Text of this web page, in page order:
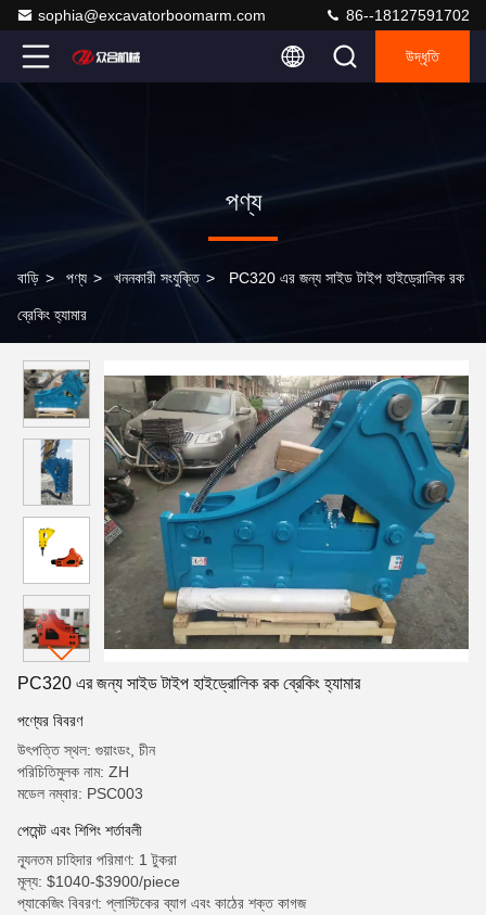
sophia@excavatorboomarm.com 86--18127591702
উদ্ধৃতি
পণ্য
বাড়ি > পণ্য > খননকারী সংযুক্তি > PC320 এর জন্য সাইড টাইপ হাইড্রোলিক রক
ব্রেকিং হ্যামার
PC320 এর জন্য সাইড টাইপ হাইড্রোলিক রক ব্রেকিং হ্যামার
পণ্যের বিবরণ
উৎপত্তি স্থল: গুয়াংডং, চীন
পরিচিতিমুলক নাম: ZH
মডেল নম্বার: PSC003
পেমেন্ট এবং শিপিং শর্তাবলী
ন্যূনতম চাহিদার পরিমাণ: 1 টুকরা
মূল্য: $1040-$3900/piece
প্যাকেজিং বিবরণ: প্লাস্টিকের ব্যাগ এবং কাঠের শক্ত কাগজ